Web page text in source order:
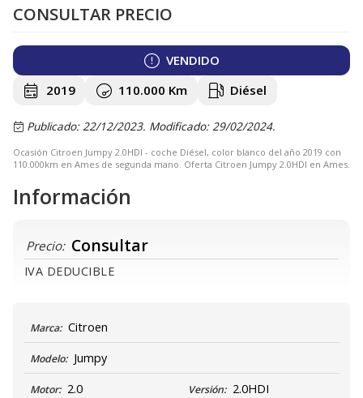
CONSULTAR PRECIO
VENDIDO
2019
110.000 Km Diésel
Publicado: 22/12/2023. Modificado: 29/02/2024.
Ocasión Citroen Jumpy 2.0HDI - coche Diésel, color blanco del año 2019 con
110.000km en Ames de segunda mano. Oferta Citroen Jumpy 2.0HDI en Ames.
Información
Precio: Consultar
IVA DEDUCIBLE
Marca: Citroen
Modelo: Jumpy
Motor: 2.0 Versión: 2.0HDI